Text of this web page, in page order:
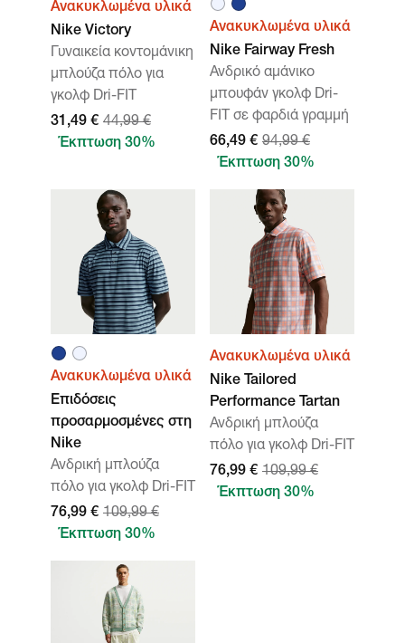
Ανακυκλωμένα υλικά
Nike Victory
Γυναικεία κοντομάνικη
μπλούζα πόλο για
γκολφ Dri-FIT
31,49 € 44,99 €
Έκπτωση 30%
Ανακυκλωμένα υλικά
Nike Fairway Fresh
Ανδρικό αμάνικο
μπουφάν γκολφ Dri-
FIT σε φαρδιά γραμμή
66,49 € 94,99 €
Έκπτωση 30%
Ανακυκλωμένα υλικά
Επιδόσεις
προσαρμοσμένες στη
Nike
Ανδρική μπλούζα
πόλο για γκολφ Dri-FIT
76,99 € 109,99 €
Έκπτωση 30%
Ανακυκλωμένα υλικά
Nike Tailored
Performance Tartan
Ανδρική μπλούζα
πόλο για γκολφ Dri-FIT
76,99 € 109,99 €
Έκπτωση 30%